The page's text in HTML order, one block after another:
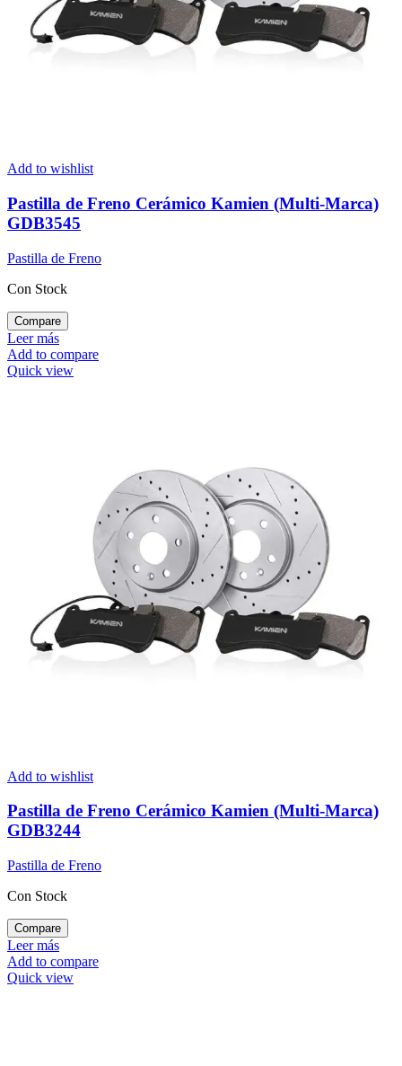
Add to wishlist
Pastilla de Freno Cerámico Kamien (Multi-Marca)
GDB3545
Pastilla de Freno
Con Stock
Compare
Leer más
Add to compare
Quick view
Add to wishlist
Pastilla de Freno Cerámico Kamien (Multi-Marca)
GDB3244
Pastilla de Freno
Con Stock
Compare
Leer más
Add to compare
Quick view